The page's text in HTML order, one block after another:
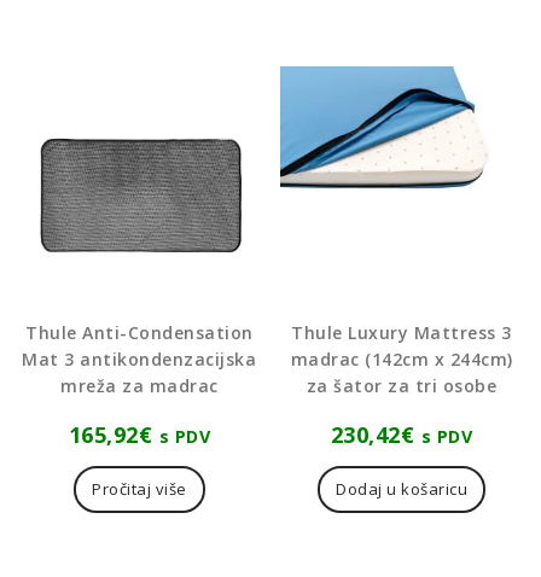
Thule Anti-Condensation
Mat 3 antikondenzacijska
mreža za madrac
165,92€ s PDV
Pročitaj više
Thule Luxury Mattress 3
madrac (142cm x 244cm)
za šator za tri osobe
230,42€ s PDV
Dodaj u košaricu